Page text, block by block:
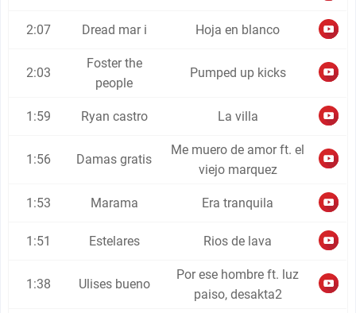
2:07 Dread mar i Hoja en blanco
2:03
Foster the
people
Pumped up kicks
1:59 Ryan castro La villa
1:56 Damas gratis
Me muero de amor ft. el
viejo marquez
1:53 Marama Era tranquila
1:51 Estelares Rios de lava
1:38 Ulises bueno
Por ese hombre ft. luz
paiso, desakta2